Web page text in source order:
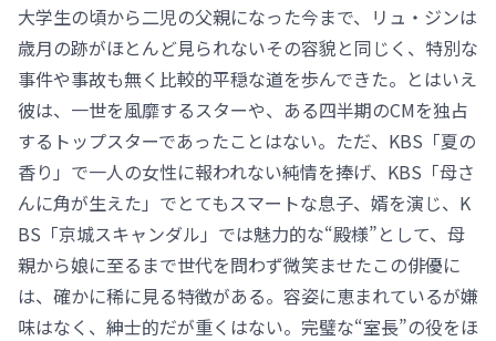
大学生の頃から二児の父親になった今まで、リュ・ジンは
歳月の跡がほとんど見られないその容貌と同じく、特別な
事件や事故も無く比較的平穏な道を歩んできた。とはいえ
彼は、一世を風靡するスターや、ある四半期のCMを独占
するトップスターであったことはない。ただ、KBS「夏の
香り」で一人の女性に報われない純情を捧げ、KBS「母さ
んに角が生えた」でとてもスマートな息子、婿を演じ、K
BS「京城スキャンダル」では魅力的な“殿様”として、母
親から娘に至るまで世代を問わず微笑ませたこの俳優に
は、確かに稀に見る特徴がある。容姿に恵まれているが嫌
味はなく、紳士的だが重くはない。完璧な“室長”の役をほ